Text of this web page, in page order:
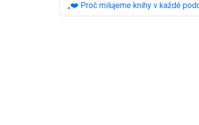
„❤️ Proč milujeme knihy v každé